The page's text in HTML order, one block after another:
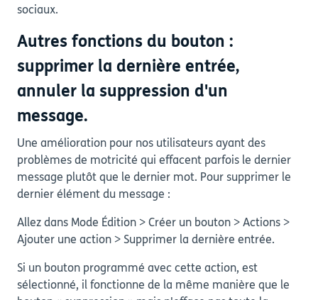
sociaux.
Autres fonctions du bouton :
supprimer la dernière entrée,
annuler la suppression d'un
message.
Une amélioration pour nos utilisateurs ayant des
problèmes de motricité qui effacent parfois le dernier
message plutôt que le dernier mot. Pour supprimer le
dernier élément du message :
Allez dans Mode Édition > Créer un bouton > Actions >
Ajouter une action > Supprimer la dernière entrée.
Si un bouton programmé avec cette action, est
sélectionné, il fonctionne de la même manière que le